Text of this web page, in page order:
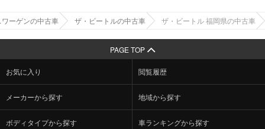
ーゲンの中古車 ザ・ビートルの中古車 ザ・ビートル 福岡県の中古車
PAGE TOP
お気に入り 閲覧履歴
メーカーから探す 地域から探す
ボディタイプから探す 車ランキングから探す